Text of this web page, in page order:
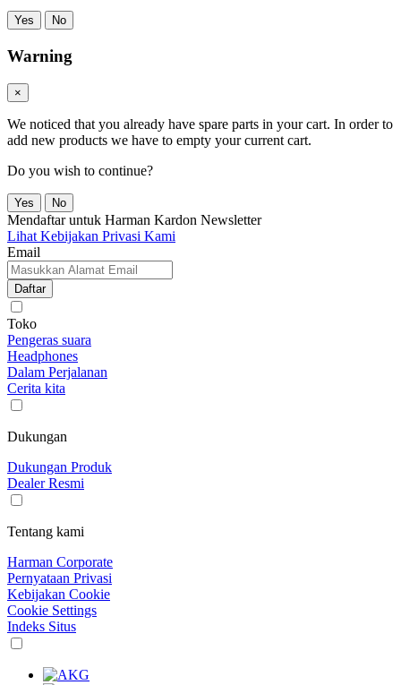
Yes No
Warning
×
We noticed that you already have spare parts in your cart. In order to
add new products we have to empty your current cart.
Do you wish to continue?
Yes No
Mendaftar untuk Harman Kardon Newsletter
Lihat Kebijakan Privasi Kami
Email
Daftar
Toko
Pengeras suara
Headphones
Dalam Perjalanan
Cerita kita
Dukungan
Dukungan Produk
Dealer Resmi
Tentang kami
Harman Corporate
Pernyataan Privasi
Kebijakan Cookie
Cookie Settings
Indeks Situs